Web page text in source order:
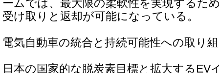
ームでは、最大限の柔軟性を実現するた
受け取りと返却が可能になっている。
電気自動車の統合と持続可能性への取り
日本の国家的な脱炭素目標と拡大するEV